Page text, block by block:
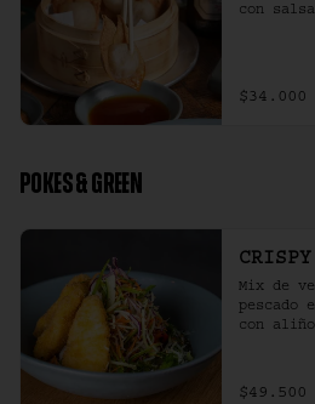
con
$34.000
POKES & GREEN
Mix de
pescado
con
$49.500